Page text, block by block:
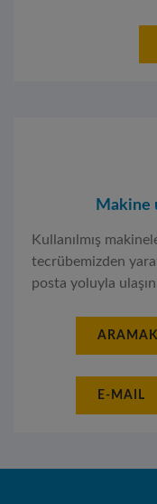
Makine
Kullanılmış
tecrübemizden
posta yoluyla
ARAMAK
E-MAIL